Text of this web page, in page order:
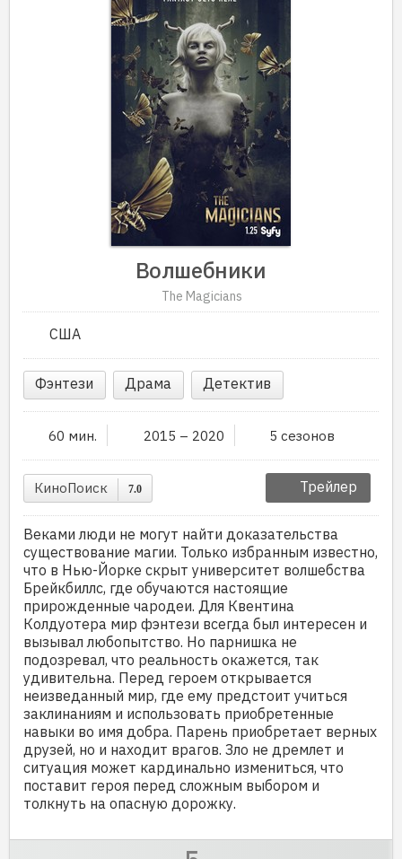
Волшебники
The Magicians
США
Фэнтези Драма Детектив
60 мин. 2015 – 2020 5 сезонов
КиноПоиск 7.0 Трейлер
Веками люди не могут найти доказательства
существование магии. Только избранным известно,
что в Нью-Йорке скрыт университет волшебства
Брейкбиллс, где обучаются настоящие
прирожденные чародеи. Для Квентина
Колдуотера мир фэнтези всегда был интересен и
вызывал любопытство. Но парнишка не
подозревал, что реальность окажется, так
удивительна. Перед героем открывается
неизведанный мир, где ему предстоит учиться
заклинаниям и использовать приобретенные
навыки во имя добра. Парень приобретает верных
друзей, но и находит врагов. Зло не дремлет и
ситуация может кардинально измениться, что
поставит героя перед сложным выбором и
толкнуть на опасную дорожку.